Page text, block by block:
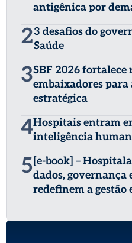
antigênica por
23 desafios do
Saúde
3SBF 2026 fortalece
embaixadores
estratégica
4Hospitais entram
inteligência
5 [e-book] –
dados, governança
redefinem a gestão